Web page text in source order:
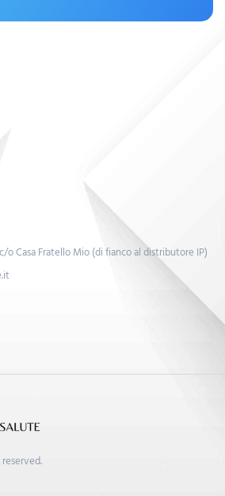
o Casa Fratello Mio (di fianco al distributore IP)